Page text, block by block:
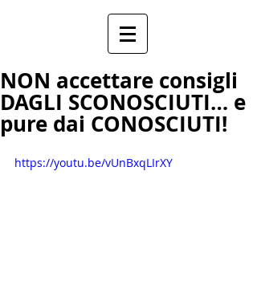
NON accettare consigli
DAGLI SCONOSCIUTI… e
pure dai CONOSCIUTI!
https://youtu.be/vUnBxqLIrXY